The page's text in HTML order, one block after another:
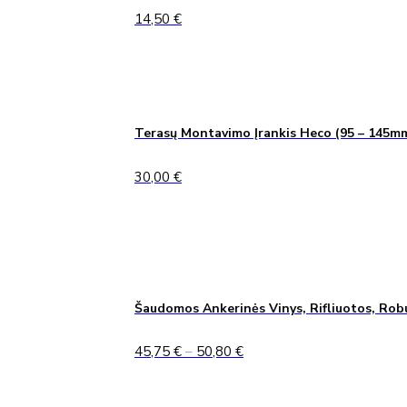
14,50 €
Terasų Montavimo Įrankis Heco (95 –
30,00 €
Šaudomos Ankerinės Vinys, Rifliuotos,
45,75 € – 50,80 €Price